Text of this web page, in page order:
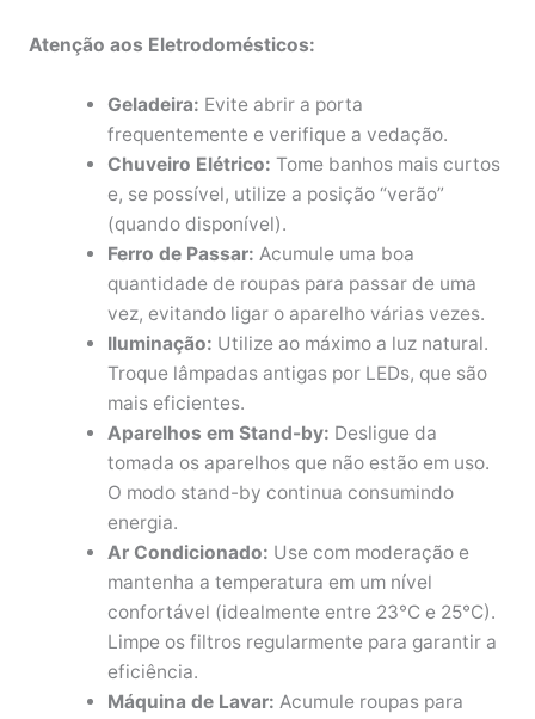
Atenção aos Eletrodomésticos:
Geladeira: Evite abrir a porta
frequentemente e verifique a vedação.
Chuveiro Elétrico: Tome banhos mais curtos
e, se possível, utilize a posição “verão”
(quando disponível).
Ferro de Passar: Acumule uma boa
quantidade de roupas para passar de uma
vez, evitando ligar o aparelho várias vezes.
Iluminação: Utilize ao máximo a luz natural.
Troque lâmpadas antigas por LEDs, que são
mais eficientes.
Aparelhos em Stand-by: Desligue da
tomada os aparelhos que não estão em uso.
O modo stand-by continua consumindo
energia.
Ar Condicionado: Use com moderação e
mantenha a temperatura em um nível
confortável (idealmente entre 23°C e 25°C).
Limpe os filtros regularmente para garantir a
eficiência.
Máquina de Lavar: Acumule roupas para